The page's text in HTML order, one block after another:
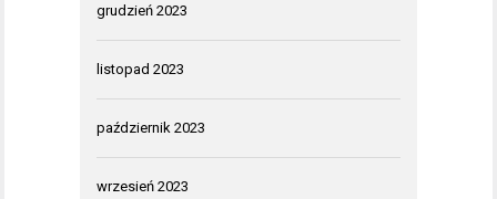
grudzień 2023
listopad 2023
październik 2023
wrzesień 2023